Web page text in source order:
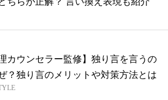
理カウンセラー監修】独り言を言うの
？独り言のメリットや対策方法とは